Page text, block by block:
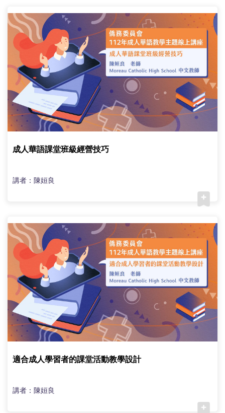
成人華語課堂班級經營技巧
講者：陳姮良
適合成人學習者的課堂活動教學設計
講者：陳姮良